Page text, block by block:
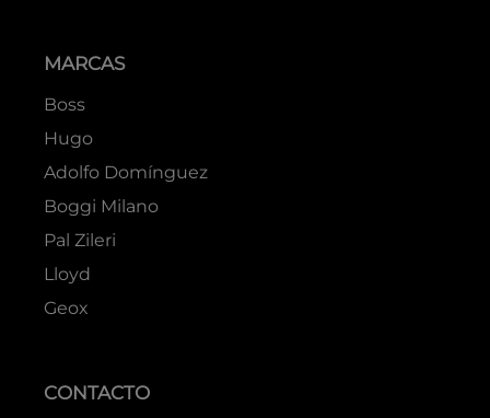
MARCAS
Boss
Hugo
Adolfo Domínguez
Boggi Milano
Pal Zileri
Lloyd
Geox
CONTACTO